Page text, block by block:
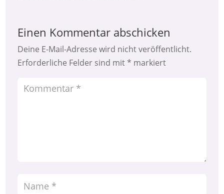
Einen Kommentar abschicken
Deine E-Mail-Adresse wird nicht veröffentlicht.
Erforderliche Felder sind mit* markiert